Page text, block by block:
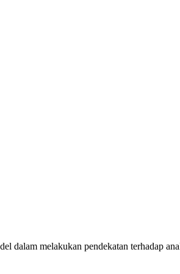
dalam melakukan pendekatan terhadap